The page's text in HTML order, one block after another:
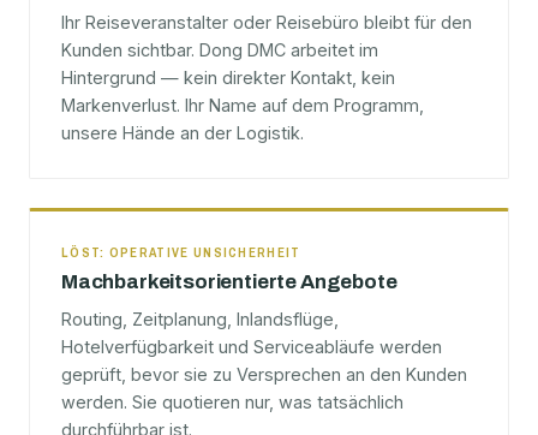
Ihr Reiseveranstalter oder Reisebüro bleibt für den
Kunden sichtbar. Dong DMC arbeitet im
Hintergrund — kein direkter Kontakt, kein
Markenverlust. Ihr Name auf dem Programm,
unsere Hände an der Logistik.
LÖST: OPERATIVE UNSICHERHEIT
Machbarkeitsorientierte Angebote
Routing, Zeitplanung, Inlandsflüge,
Hotelverfügbarkeit und Serviceabläufe werden
geprüft, bevor sie zu Versprechen an den Kunden
werden. Sie quotieren nur, was tatsächlich
durchführbar ist.